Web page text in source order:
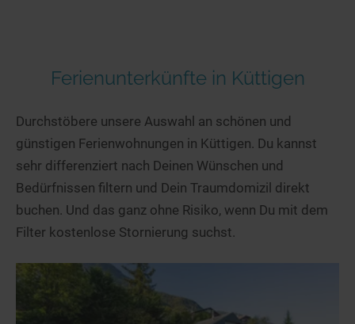
Ferienunterkünfte in Küttigen
Durchstöbere unsere Auswahl an schönen und
günstigen Ferienwohnungen in Küttigen. Du kannst
sehr differenziert nach Deinen Wünschen und
Bedürfnissen filtern und Dein Traumdomizil direkt
buchen. Und das ganz ohne Risiko, wenn Du mit dem
Filter kostenlose Stornierung suchst.